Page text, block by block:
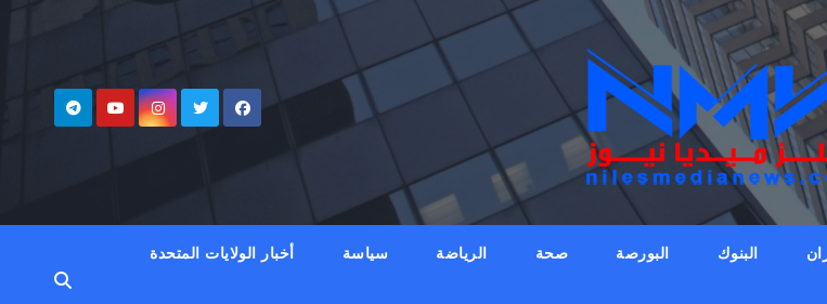
البنوك البورصة صحة الرياضة سياسة أخبار الولايات المتحدة